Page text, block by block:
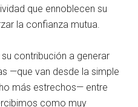
que ennoblecen su
la confianza mutua.
contribución a generar
—que van desde la simple
más estrechos— entre
como muy